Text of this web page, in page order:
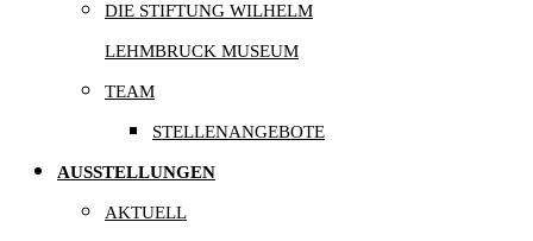
DIE STIFTUNG WILHELM
LEHMBRUCK MUSEUM
TEAM
STELLENANGEBOTE
AUSSTELLUNGEN
AKTUELL